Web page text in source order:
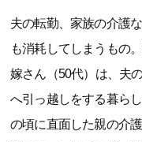
夫の転勤、家族の介護
も消耗してしまうもの
嫁さん（50代）は、夫
へ引っ越しをする暮ら
の頃に直面した親の介